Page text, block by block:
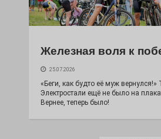
Железная воля к
25.07.2026
«Беги, как будто её муж вернулся!»
Электростали ещё не было на
Вернее, теперь было!